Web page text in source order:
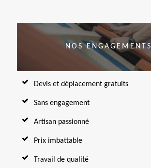
NOS ENGAGEMENTS
Devis et déplacement gratuits
Sans engagement
Artisan passionné
Prix imbattable
Travail de qualité